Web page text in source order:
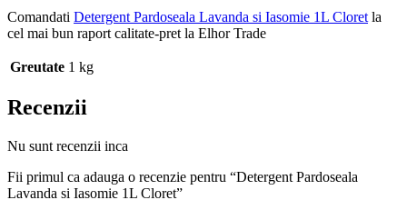
Comandati Detergent Pardoseala Lavanda si Iasomie 1L Cloret la
cel mai bun raport calitate-pret la Elhor Trade
Greutate 1 kg
Recenzii
Nu sunt recenzii inca
Fii primul ca adauga o recenzie pentru “Detergent Pardoseala
Lavanda si Iasomie 1L Cloret”